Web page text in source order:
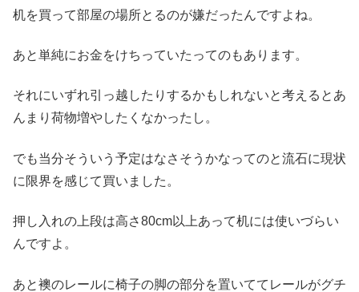
机を買って部屋の場所とるのが嫌だったんですよね。
あと単純にお金をけちっていたってのもあります。
それにいずれ引っ越したりするかもしれないと考えるとあ
んまり荷物増やしたくなかったし。
でも当分そういう予定はなさそうかなってのと流石に現状
に限界を感じて買いました。
押し入れの上段は高さ80cm以上あって机には使いづらい
んですよ。
あと襖のレールに椅子の脚の部分を置いててレールがグチ